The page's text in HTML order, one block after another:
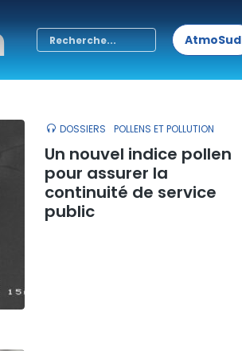
AtmoSud
DOSSIERS POLLENS ET POLLUTION
Un nouvel indice pollen
pour assurer la
continuité de service
public